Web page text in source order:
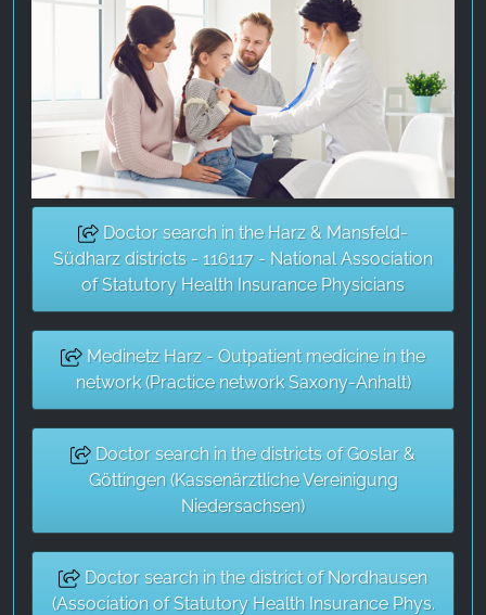
Doctor search in the Harz & Mansfeld-
Südharz districts - 116117 - National Association
of Statutory Health Insurance Physicians
Medinetz Harz - Outpatient medicine in the
network (Practice network Saxony-Anhalt)
Doctor search in the districts of Goslar &
Göttingen (Kassenärztliche Vereinigung
Niedersachsen)
Doctor search in the district of Nordhausen
(Association of Statutory Health Insurance Phys.
Purpose:
广告测量和营销
Cookie duration:
3个月 - 1年
统计数据
统计Cookies以匿名方式收集信息。这些信息有助
于我们了解访问者如何使用我们的网站。
Google Analytics
Name:
_ga, _gid, _gac_gb_
Google LLC
Purpose:
收集关于网站使用的统计数据
Cookie duration:
24小时 - 2年